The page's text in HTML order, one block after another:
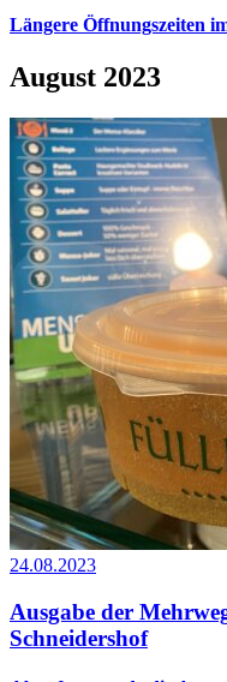
Längere Öffnungszeiten
August 2023
24.08.2023
Ausgabe der
Schneidershof